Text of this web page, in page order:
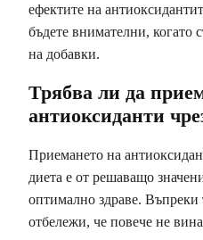
ефектите на
бъдете внимателни, когато
на добавки.
Трябва ли да
антиоксиданти
Приемането на
диета е от решаващо
оптимално здраве. Въпреки
отбележи, че повече не